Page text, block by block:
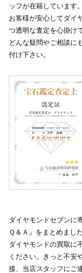
ッフが在籍しています。
お客様が安心してダイ
つ透明な査定を心掛け
どんな疑問やご相談に
付け下さい。
ダイヤモンドセブンに
Ｑ＆Ａ』をまとめました
ダイヤモンドの買取に
ください。きっと不安
接、当店スタッフにご